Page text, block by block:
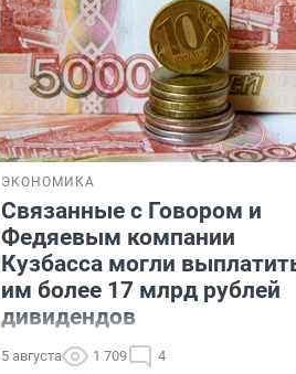
ЭКОНОМИКА
Связанные с Говором и
Федяевым компании
Кузбасса могли
им более 17 млрд рублей
дивидендов
5 августа 1 709 4